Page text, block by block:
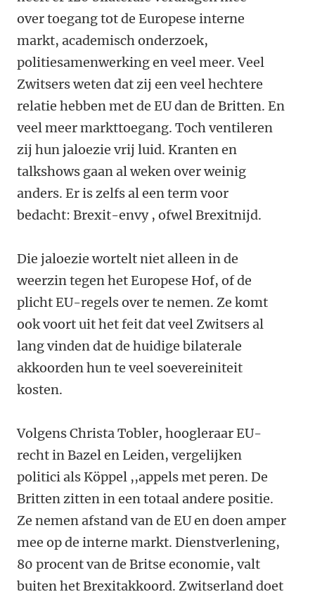
over toegang tot de Europese interne
markt, academisch onderzoek,
politiesamenwerking en veel meer. Veel
Zwitsers weten dat zij een veel hechtere
relatie hebbenmet de EU dan de Britten. En
veel meer markttoegang. Toch ventileren
zij hun jaloezie vrij luid. Kranten en
talkshows gaan al weken over weinig
anders. Er is zelfs al een term voor
bedacht: Brexit-envy , ofwel Brexitnijd.
Die jaloezie wortelt niet alleen in de
weerzin tegen het Europese Hof, of de
plicht EU-regels over te nemen. Ze komt
ook voort uit het feit dat veel Zwitsers al
lang vinden dat de huidige bilaterale
akkoorden hun te veel soevereiniteit
kosten.
Volgens Christa Tobler, hoogleraar EU-
recht in Bazel en Leiden, vergelijken
politici als Köppel ,,appels met peren. De
Britten zitten in een totaal andere positie.
Ze nemen afstand van de EU en doen amper
mee op de interne markt. Dienstverlening,
80 procent van de Britse economie, valt
buiten het Brexitakkoord. Zwitserland doet